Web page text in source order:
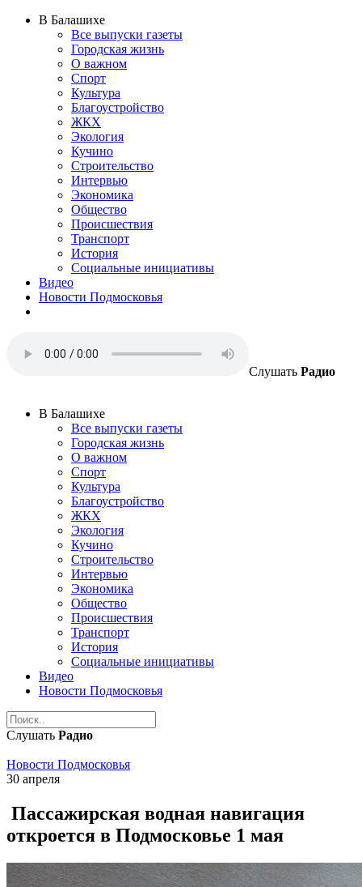
В Балашихе
Все выпуски газеты
Городская жизнь
О важном
Спорт
Культура
Благоустройство
ЖКХ
Экология
Кучино
Строительство
Интервью
Экономика
Общество
Происшествия
Транспорт
История
Социальные инициативы
Видео
Новости Подмосковья
Слушать Радио
В Балашихе
Все выпуски газеты
Городская жизнь
О важном
Спорт
Культура
Благоустройство
ЖКХ
Экология
Кучино
Строительство
Интервью
Экономика
Общество
Происшествия
Транспорт
История
Социальные инициативы
Видео
Новости Подмосковья
Слушать Радио
Новости Подмосковья
30 апреля
Пассажирская водная навигация
откроется в Подмосковье 1 мая